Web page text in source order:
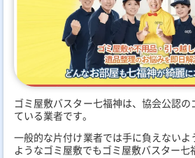
ゴミ屋敷バスター七福神は、協会公認
ている業者です。
一般的な片付け業者では手に負えないよ
ようなゴミ屋敷でもゴミ屋敷バスター七